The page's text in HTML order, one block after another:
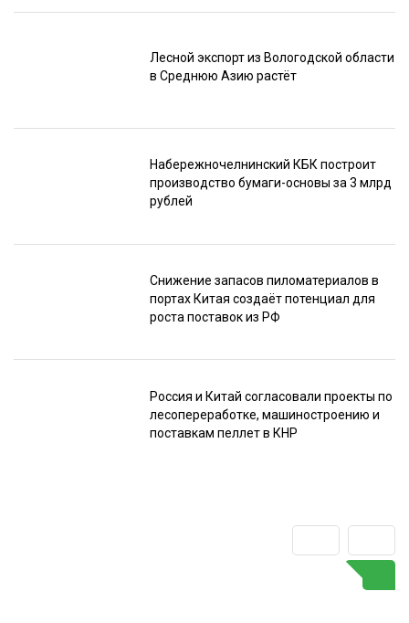
Лесной экспорт из Вологодской области
в Среднюю Азию растёт
Набережночелнинский КБК построит
производство бумаги-основы за 3 млрд
рублей
Снижение запасов пиломатериалов в
портах Китая создаёт потенциал для
роста поставок из РФ
Россия и Китай согласовали проекты по
лесопереработке, машиностроению и
поставкам пеллет в КНР